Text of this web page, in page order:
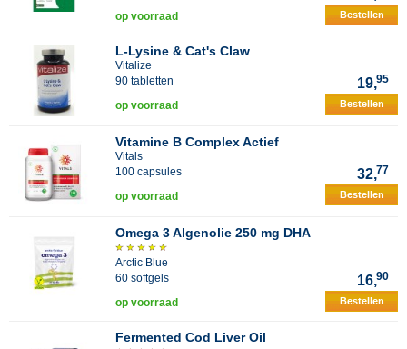
op voorraad Bestellen
L-Lysine & Cat's Claw
Vitalize
90 tabletten
19,95
op voorraad Bestellen
Vitamine B Complex Actief
Vitals
100 capsules
32,77
op voorraad Bestellen
Omega 3 Algenolie 250 mg DHA
Arctic Blue
60 softgels
16,90
op voorraad Bestellen
Fermented Cod Liver Oil